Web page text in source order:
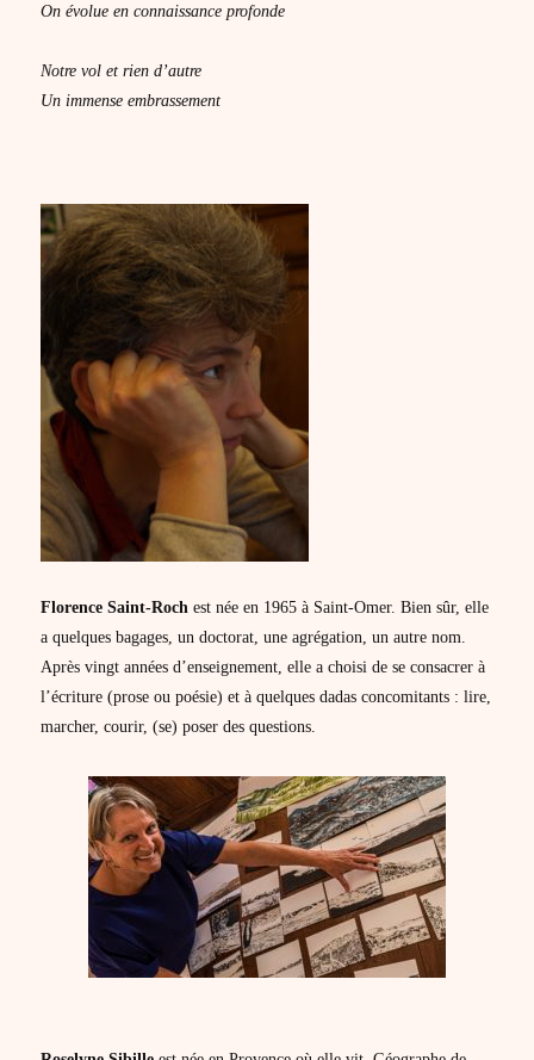
On évolue en connaissance profonde
Notre vol et rien d’autre
Un immense embrassement
Florence Saint-Roch est née en 1965 à Saint-Omer. Bien sûr, elle
a quelques bagages, un doctorat, une agrégation, un autre nom.
Après vingt années d’enseignement, elle a choisi de se consacrer à
l’écriture (prose ou poésie) et à quelques dadas concomitants : lire,
marcher, courir, (se) poser des questions.